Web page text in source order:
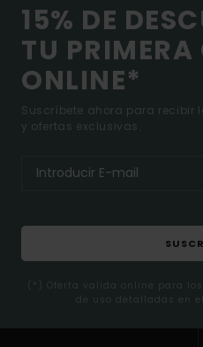
15% DE
TU
ONLINE*
Suscríbete ahora para recibir
y ofertas exclusivas.
(*) Oferta valida online para
de uso detalladas en